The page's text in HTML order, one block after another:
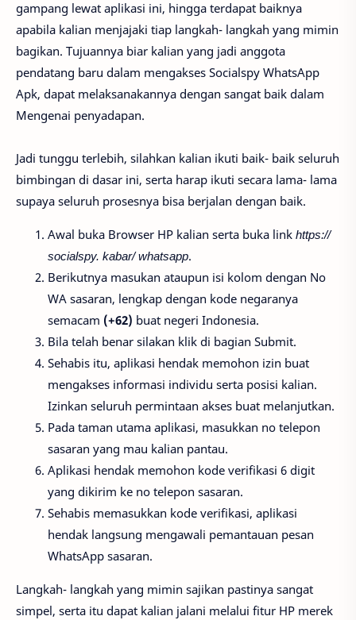
gampang lewat aplikasi ini, hingga terdapat baiknya
apabila kalian menjajaki tiap langkah- langkah yang mimin
bagikan. Tujuannya biar kalian yang jadi anggota
pendatang baru dalam mengakses Socialspy WhatsApp
Apk, dapat melaksanakannya dengan sangat baik dalam
Mengenai penyadapan.
Jadi tunggu terlebih, silahkan kalian ikuti baik- baik seluruh
bimbingan di dasar ini, serta harap ikuti secara lama- lama
supaya seluruh prosesnya bisa berjalan dengan baik.
Awal buka Browser HP kalian serta buka link https://
socialspy. kabar/ whatsapp.
Berikutnya masukan ataupun isi kolom dengan No
WA sasaran, lengkap dengan kode negaranya
semacam (+62) buat negeri Indonesia.
Bila telah benar silakan klik di bagian Submit.
Sehabis itu, aplikasi hendak memohon izin buat
mengakses informasi individu serta posisi kalian.
Izinkan seluruh permintaan akses buat melanjutkan.
Pada taman utama aplikasi, masukkan no telepon
sasaran yang mau kalian pantau.
Aplikasi hendak memohon kode verifikasi 6 digit
yang dikirim ke no telepon sasaran.
Sehabis memasukkan kode verifikasi, aplikasi
hendak langsung mengawali pemantauan pesan
WhatsApp sasaran.
Langkah- langkah yang mimin sajikan pastinya sangat
simpel, serta itu dapat kalian jalani melalui fitur HP merek